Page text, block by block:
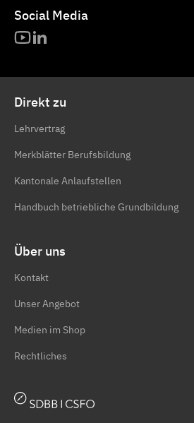
Social Media
Direkt zu
Lehrvertrag
Merkblätter Berufsbildung
Kantonale Anlaufstellen
Handbuch betriebliche Grundbildung
Über uns
Kontakt
Unser Angebot
Medien im Shop
Rechtliches